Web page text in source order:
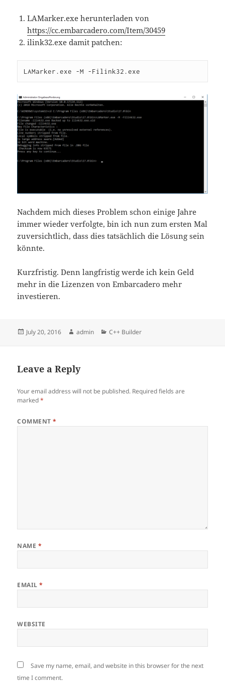
LAMarker.exe herunterladen von
https://cc.embarcadero.com/Item/30459
ilink32.exe damit patchen:
LAMarker.exe -M -Filink32.exe
Nachdem mich dieses Problem schon einige Jahre
immer wieder verfolgte, bin ich nun zum ersten Mal
zuversichtlich, dass dies tatsächlich die Lösung sein
könnte.
Kurzfristig. Denn langfristig werde ich kein Geld
mehr in die Lizenzen von Embarcadero mehr
investieren.
Posted
July 20, 2016 Author
admin Categories
C++ Builder
Leave a Reply
Your email address will not be published. Required fields are
marked*
COMMENT*
NAME *
EMAIL*
WEBSITE
Save my name, email, and website in this browser for the next
time I comment.